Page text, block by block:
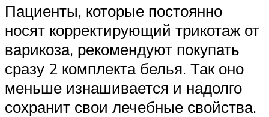
Пациенты, которые постоянно
носят корректирующий трикотаж от
варикоза, рекомендуют покупать
сразу 2 комплекта белья. Так оно
меньше изнашивается и надолго
сохранит свои лечебные свойства.